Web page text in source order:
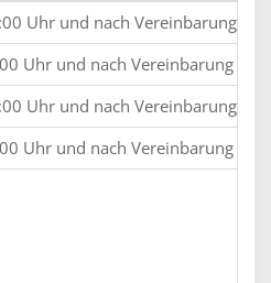
Uhr und nach Vereinbarung
Uhr und nach Vereinbarung
Uhr und nach Vereinbarung
Uhr und nach Vereinbarung